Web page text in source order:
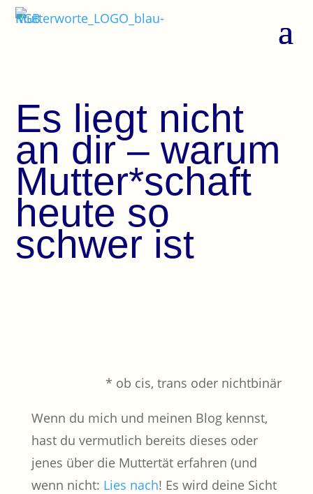
Es liegt nicht
an dir ­– warum
Mutter*schaft
heute so
schwer ist
* ob cis, trans oder nichtbinär
Wenn du mich und meinen Blog kennst,
hast du vermutlich bereits dieses oder
jenes über die Muttertät erfahren (und
wenn nicht: Lies nach! Es wird deine Sicht